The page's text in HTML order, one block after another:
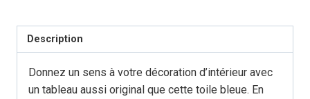
Description
Donnez un sens à votre décoration d’intérieur avec
un tableau aussi original que cette toile bleue. En